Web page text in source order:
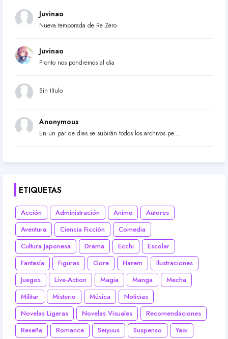
Juvinao
Nueva temporada de Re Zero
Juvinao
Pronto nos pondremos al dia
Sin título
Anonymous
En un par de dias se subirán todos los archivos pe...
ETIQUETAS
Acción Administración Anime
Autores
Aventura
Ciencia Ficción
Comedia
Cultura Japonesa
Drama Ecchi
Escolar
Fantasía
Figuras Gore Harem
Ilustraciones
Juegos
Live-Action Magia Manga
Mecha
Militar
Misterio Música
Noticias
Novelas Ligeras
Novelas Visuales
Recomendaciones
Reseña
Romance Seiyuus Suspenso
Yaoi